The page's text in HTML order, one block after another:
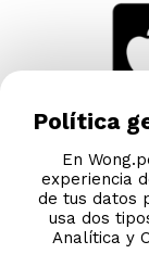
Política
En
experiencia
de tus datos
usa dos
Analítica y